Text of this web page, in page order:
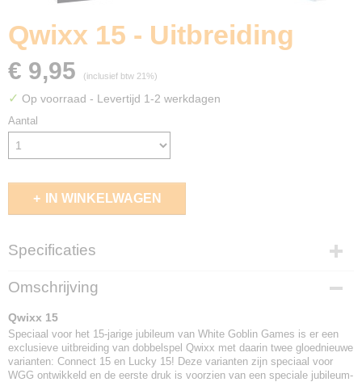
Qwixx 15 - Uitbreiding
€ 9,95 (inclusief btw 21%)
✓ Op voorraad - Levertijd 1-2 werkdagen
Aantal
IN WINKELWAGEN
Specificaties
EAN code
8718026307189
Omschrijving
Qwixx 15
Speciaal voor het 15-jarige jubileum van White Goblin Games is er een
exclusieve uitbreiding van dobbelspel Qwixx met daarin twee gloednieuwe
varianten: Connect 15 en Lucky 15! Deze varianten zijn speciaal voor
WGG ontwikkeld en de eerste druk is voorzien van een speciale jubileum-